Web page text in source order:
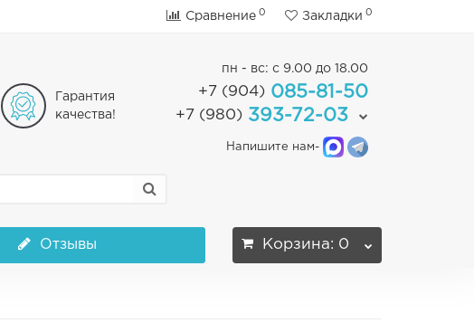
Сравнение 0 Закладки 0
Гарантия
качества!
пн - вс: с 9.00 до 18.00
+7 (904) 085-81-50
+7 (980) 393-72-03
Напишите нам-
Отзывы Корзина: 0